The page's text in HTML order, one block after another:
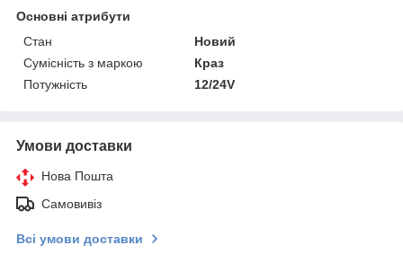
Основні атрибути
Стан
Новий
Сумісність з маркою
Краз
Потужність
12/24V
Умови доставки
Нова Пошта
Самовивіз
Всі умови доставки